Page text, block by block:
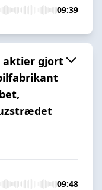
09:39
aktier gjort
09:48